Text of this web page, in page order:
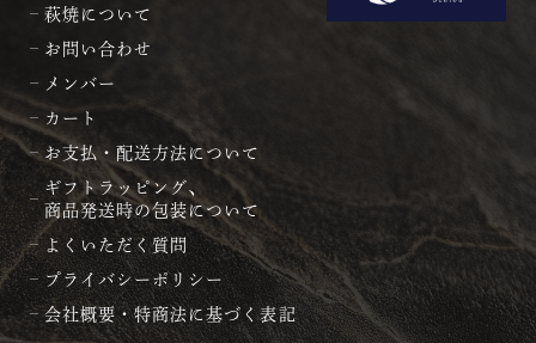
萩焼について
お問い合わせ
メンバー
カート
お支払・配送方法について
ギフトラッピング、
商品発送時の包装について
よくいただく質問
プライバシーポリシー
会社概要・特商法に基づく表記